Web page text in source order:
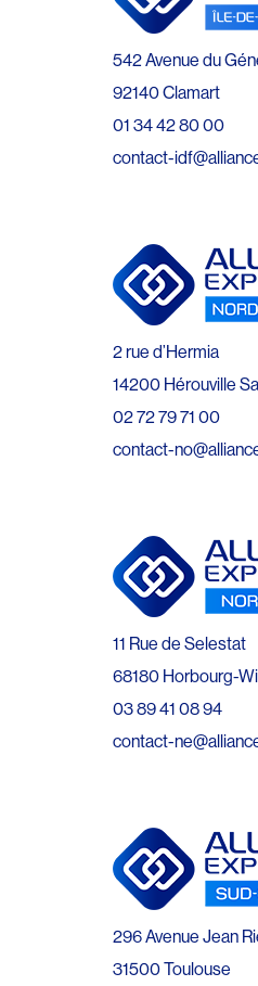
542 Avenue du
92140 Clamart
01 34 42 80 00
contact-
2 rue d’Hermia
14200 Hérouville
02 72 79 71 00
contact-
11 Rue de Selestat
68180 Horbourg-
03 89 41 08 94
contact-
296 Avenue Jean
31500 Toulouse